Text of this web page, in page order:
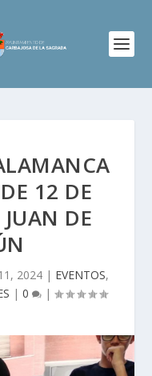
12 DE
DE
2024| EVENTOS,
| 0 |